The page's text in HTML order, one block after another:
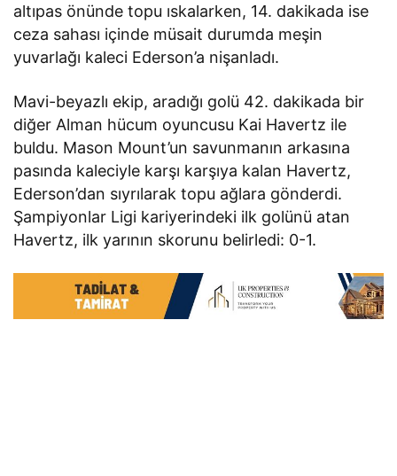
altıpas önünde topu ıskalarken, 14. dakikada ise
ceza sahası içinde müsait durumda meşin
yuvarlağı kaleci Ederson’a nişanladı.
Mavi-beyazlı ekip, aradığı golü 42. dakikada bir
diğer Alman hücum oyuncusu Kai Havertz ile
buldu. Mason Mount’un savunmanın arkasına
pasında kaleciyle karşı karşıya kalan Havertz,
Ederson’dan sıyrılarak topu ağlara gönderdi.
Şampiyonlar Ligi kariyerindeki ilk golünü atan
Havertz, ilk yarının skorunu belirledi: 0-1.